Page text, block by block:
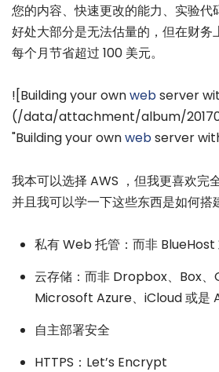
您的内容、快速更改的能力、实验代
好处大部分是无法估量的，但在财务
每个月节省超过 100 美元。
![Building your ownwebserver
(/data/attachment/album/
"Building your ownwebserver
我本可以选择 AWS ，但我更喜欢完
并且我可以学一下这些东西是如何搭
私有 Web 托管：而非
云存储：而非 Dropbox、Box、
Microsoft Azure、iCloud 或是
自主部署安全
HTTPS：Let’s Encrypt